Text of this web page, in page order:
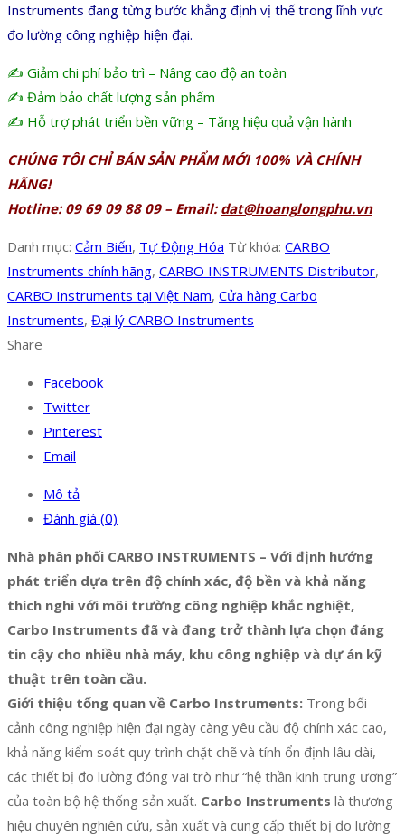
Instruments đang từng bước khẳng định vị thế trong lĩnh vực
đo lường công nghiệp hiện đại.
✍️ Giảm chi phí bảo trì – Nâng cao độ an toàn
✍️ Đảm bảo chất lượng sản phẩm
✍️ Hỗ trợ phát triển bền vững – Tăng hiệu quả vận hành
CHÚNG TÔI CHỈ BÁN SẢN PHẨM MỚI 100% VÀ CHÍNH
HÃNG!
Hotline: 09 69 09 88 09 – Email:dat@hoanglongphu.vn
Danh mục: Cảm Biến, Tự Động Hóa Từ khóa: CARBO
Instruments chính hãng, CARBO INSTRUMENTS Distributor,
CARBO Instruments tại Việt Nam, Cửa hàng Carbo
Instruments, Đại lý CARBO Instruments
Share
Facebook
Twitter
Pinterest
Email
Mô tả
Đánh giá (0)
Nhà phân phối CARBO INSTRUMENTS – Với định hướng
phát triển dựa trên độ chính xác, độ bền và khả năng
thích nghi với môi trường công nghiệp khắc nghiệt,
Carbo Instruments đã và đang trở thành lựa chọn đáng
tin cậy cho nhiều nhà máy, khu công nghiệp và dự án kỹ
thuật trên toàn cầu.
Giới thiệu tổng quan về Carbo Instruments: Trong bối
cảnh công nghiệp hiện đại ngày càng yêu cầu độ chính xác cao,
khả năng kiểm soát quy trình chặt chẽ và tính ổn định lâu dài,
các thiết bị đo lường đóng vai trò như “hệ thần kinh trung ương”
của toàn bộ hệ thống sản xuất. Carbo Instruments là thương
hiệu chuyên nghiên cứu, sản xuất và cung cấp thiết bị đo lường